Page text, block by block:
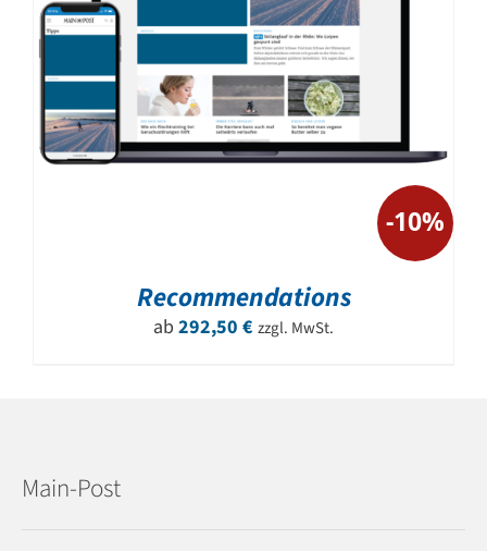
-10%
Recommendations
ab 292,50 € zzgl. MwSt.
Main-Post